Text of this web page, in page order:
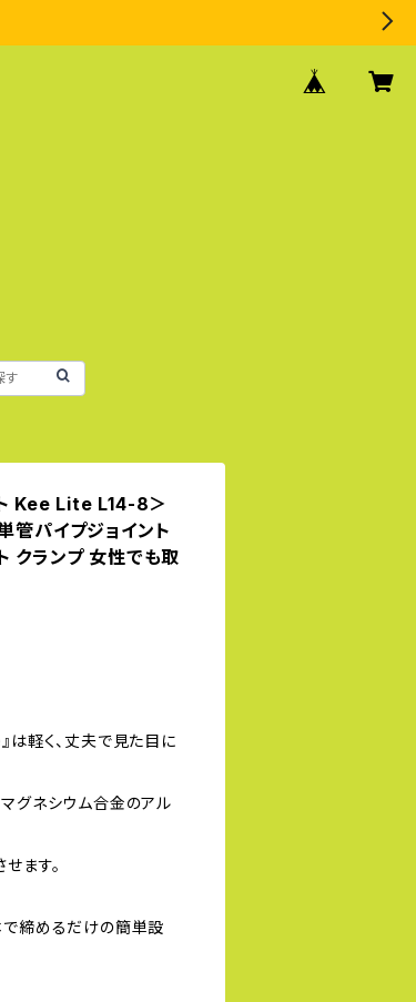
ト Kee Lite L14-8＞
管パイプジョイント
クランプ 女性でも取
は軽く、丈夫で見た目に
グネシウム合金のアル
ます。
で締めるだけの簡単設